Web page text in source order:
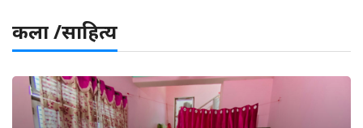
कला /साहित्य